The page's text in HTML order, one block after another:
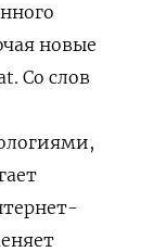
новые
Со слов